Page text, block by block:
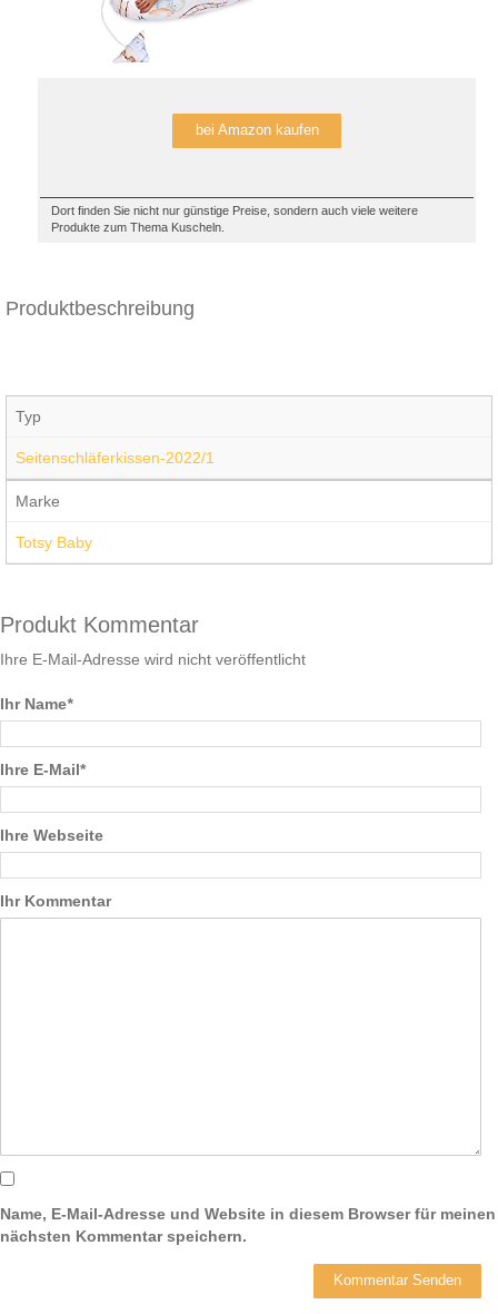
bei Amazon kaufen
Dort finden Sie nicht nur günstige Preise, sondern auch viele weitere
Produkte zum Thema Kuscheln.
Produktbeschreibung
Typ
Seitenschläferkissen-2022/1
Marke
Totsy Baby
Produkt Kommentar
Ihre E-Mail-Adresse wird nicht veröffentlicht
Ihr Name*
Ihre E-Mail*
Ihre Webseite
Ihr Kommentar
Name, E-Mail-Adresse und Website in diesem Browser für meinen
nächsten Kommentar speichern.